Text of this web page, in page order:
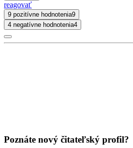
reagovať
9 pozitívne hodnotenia9
4 negatívne hodnotenia4
Poznáte nový čitateľský profil?